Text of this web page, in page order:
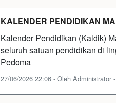
KALENDER PENDIDIKAN
Kalender Pendidikan (Kaldik)
seluruh satuan pendidikan di
Pedoma
27/06/2026 22:06 - Oleh Administrator